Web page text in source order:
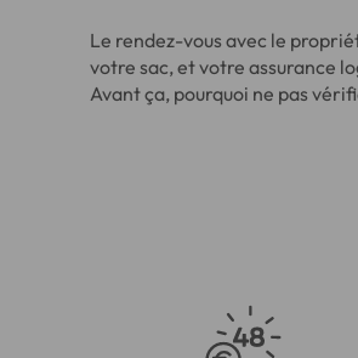
Le rendez-vous avec le
votre sac, et votre assurance
Avant ça, pourquoi ne pas